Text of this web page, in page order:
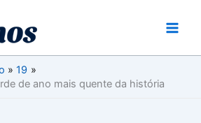
19
de ano mais quente da história